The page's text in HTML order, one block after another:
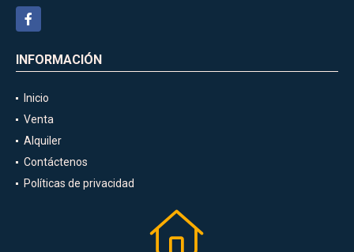
Facebook
INFORMACIÓN
Inicio
Venta
Alquiler
Contáctenos
Políticas de privacidad